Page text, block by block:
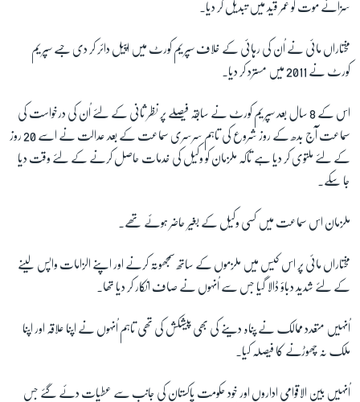
سزائے موت کو عمر قید میں تبدیل کر دیا۔
مختاراں مائی نے اُن کی رہائی کے خلاف سپریم کورٹ میں اپیل دائر کر دی جسے سپریم
کورٹ نے 2011 میں مسترد کر دیا۔
اس کے 8 سال بعد سپریم کورٹ نے سابقہ فیصلے پر نظر ثانی کے لئے اُن کی درخواست کی
سماعت آج بدھ کے روز شروع کی تاہم سرسری سماعت کے بعد عدالت نے اسے 20 روز
کے لئے ملتوی کر دیا ہے تاکہ ملزمان کو وکیل کی خدمات حاصل کرنے کے لئے وقت دیا
جا سکے۔
ملزمان اس سماعت میں کسی وکیل کے بغیر حاضر ہوئے تھے۔
مختاراں مائی پر اس کیس میں ملزموں کے ساتھ سمجھوتہ کرنے اور اپنے الزامات واپس لینے
کے لئے شدید دباؤ ڈالا گیا جس سے اُنہوں نے صاف انکار کر دیا تھا۔
اُنہیں متعدد ممالک نے پناہ دینے کی بھی پیشکش کی تھی تاہم اُنہوں نے اپنا علاقہ اور اپنا
ملک نہ چھوڑنے کا فیصلہ کیا۔
اُنہیں بین الاقوامی اداروں اور خود حکومت پاکستان کی جانب سے عطیات دئے گئے جس